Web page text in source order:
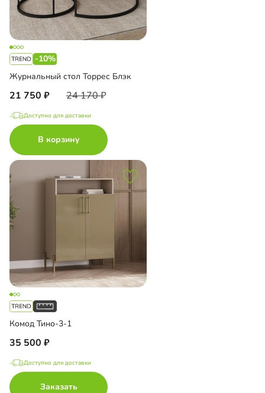
-10%
Журнальный стол Торрес Блэк
21 750 24 170
Доступно для доставки
В корзину
Комод Тино-3-1
35 500
Доступно для доставки
Заказать